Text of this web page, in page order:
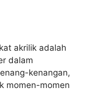
akrilik adalah
dalam
kenangan,
momen-momen